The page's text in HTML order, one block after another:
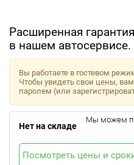
Расширенная
в нашем автосервисе.
Вы работаете в гостевом
Чтобы увидеть свои цены,
паролем (или
Нет на складе
Мы можем
Посмотреть цены и